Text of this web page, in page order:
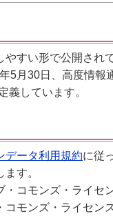
すい形で公開さ
5月30日、高度情
義しています。
データ利用規約に従
す。
コモンズ・ライ
モンズ・ライセン